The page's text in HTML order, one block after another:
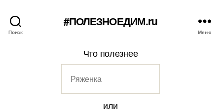
Поиск
#ПОЛЕЗНОЕДИМ.ru
Меню
Что полезнее
или